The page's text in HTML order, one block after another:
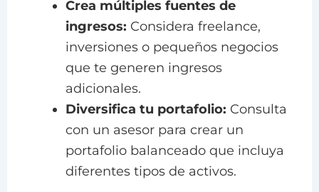
Crea múltiples fuentes de
ingresos: Considera freelance,
inversiones o pequeños negocios
que te generen ingresos
adicionales.
Diversifica tu portafolio: Consulta
con un asesor para crear un
portafolio balanceado que incluya
diferentes tipos de activos.